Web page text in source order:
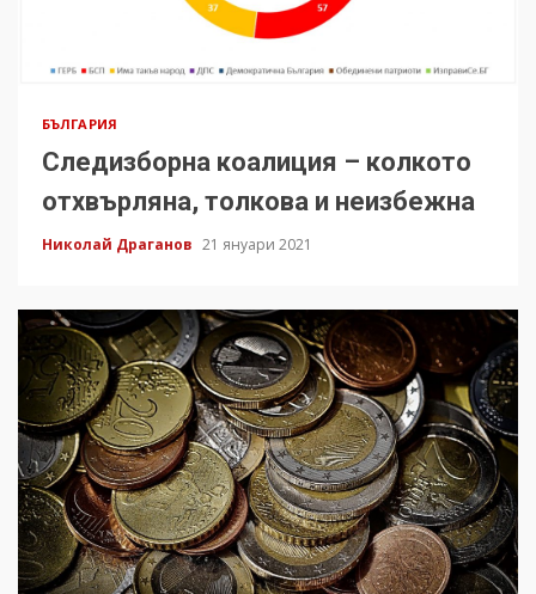
БЪЛГАРИЯ
Следизборна коалиция – колкото
отхвърляна, толкова и неизбежна
Николай Драганов 21 януари 2021